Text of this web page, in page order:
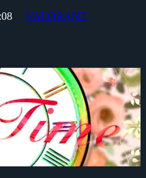
VALORANT